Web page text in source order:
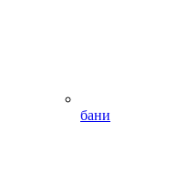
бани